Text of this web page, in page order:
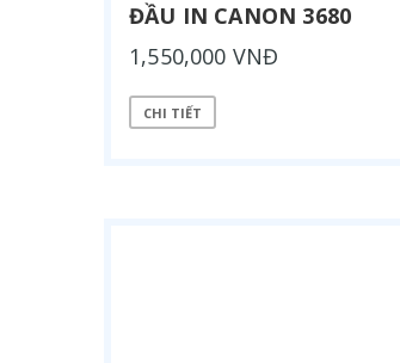
ĐẦU IN CANON 3680
1,550,000 VNĐ
CHI TIẾT